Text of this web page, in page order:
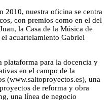
2010, nuestra oficina se centra
con premios como en el del
la Casa de la Música de
acuartelamiento Gabriel
plataforma para la docencia y
en el campo de la
(www.saltoproyectos.es), una
de reforma y obra
una línea de negocio